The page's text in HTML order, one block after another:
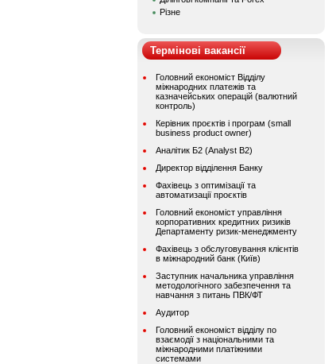
Різне
Термінові вакансії
Головний економіст Відділу
міжнародних платежів та
казначейських операцій (валютний
контроль)
Керівник проєктів і програм (small
business product owner)
Аналітик Б2 (Analyst B2)
Директор відділення Банку
Фахівець з оптимізації та
автоматизації проєктів
Головний економіст управління
корпоративних кредитних ризиків
Департаменту ризик-менеджменту
Фахівець з обслуговування клієнтів
в міжнародний банк (Київ)
Заступник начальника управління
методологічного забезпечення та
навчання з питань ПВК/ФТ
Аудитор
Головний економіст відділу по
взаємодії з національними та
міжнародними платіжними
системами